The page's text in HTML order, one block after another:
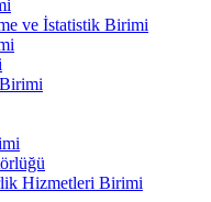
ve İstatistik Birimi
Birimi
Hizmetleri Birimi